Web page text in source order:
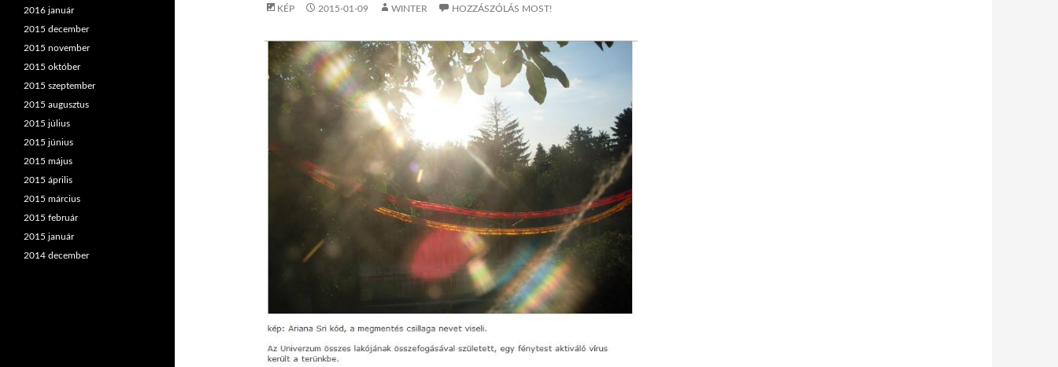
KÉP 2015-01-09 WINTER HOZZÁSZÓLÁS MOST!
2016 január
2015 december
2015 november
2015 október
2015 szeptember
2015 augusztus
2015 július
2015 június
2015 május
2015 április
2015 március
2015 február
2015 január
2014 december